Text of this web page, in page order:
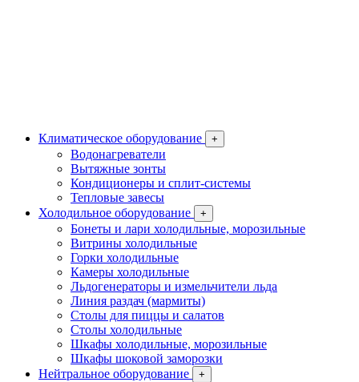
Климатическое оборудование +
Водонагреватели
Вытяжные зонты
Кондиционеры и сплит-системы
Тепловые завесы
Холодильное оборудование
+
Бонеты и лари холодильные, морозильные
Витрины холодильные
Горки холодильные
Камеры холодильные
Льдогенераторы и измельчители льда
Линия раздач (мармиты)
Столы для пиццы и салатов
Столы холодильные
Шкафы холодильные, морозильные
Шкафы шоковой заморозки
Нейтральное оборудование
+